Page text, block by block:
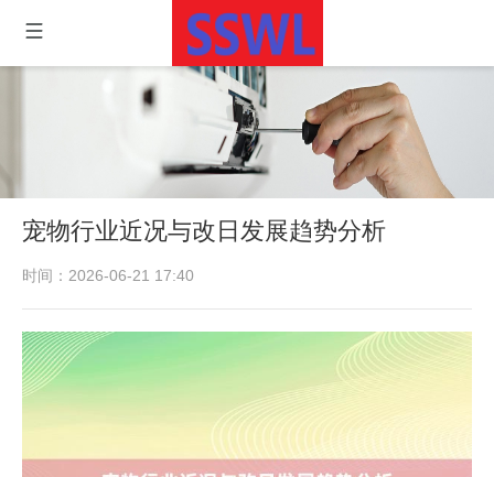
宠物行业近况与改日发展趋势分析
时间：2026-06-21 17:40